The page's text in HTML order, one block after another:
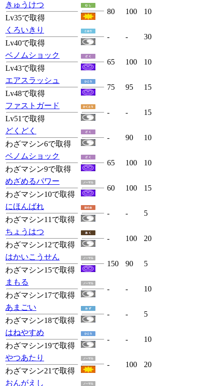
きゅうけつ
Lv35で取得
80 100 10
くろいきり
Lv40で取得
- - 30
ベノムショック
Lv43で取得
65 100 10
エアスラッシュ
Lv48で取得
75 95 15
ファストガード
Lv51で取得
- - 15
どくどく
わざマシン6で取得
- 90 10
ベノムショック
わざマシン9で取得
65 100 10
めざめるパワー
わざマシン10で取得
60 100 15
にほんばれ
わざマシン11で取得
- - 5
ちょうはつ
わざマシン12で取得
- 100 20
はかいこうせん
わざマシン15で取得
150 90 5
まもる
わざマシン17で取得
- - 10
あまごい
わざマシン18で取得
- - 5
はねやすめ
わざマシン19で取得
- - 10
やつあたり
わざマシン21で取得
- 100 20
おんがえし